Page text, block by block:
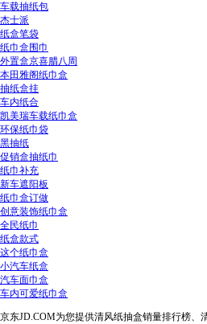
车载抽纸包
杰士派
纸盒笔袋
纸巾盒围巾
外置盒京喜腊八周
本田雅阁纸巾盒
抽纸盒挂
车内纸合
凯美瑞车载纸巾盒
环保纸巾袋
黑抽纸
促销盒抽纸巾
纸巾补充
新车遮阳板
纸巾盒订做
创意装饰纸巾盒
全民纸巾
纸盒款式
这个纸巾盒
小汽车纸盒
汽车面巾盒
车内可爱纸巾盒
京东JD.COM为您提供清风纸抽盒销量排行榜、